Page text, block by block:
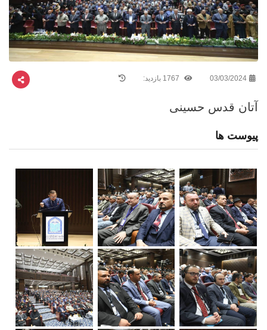
03/03/2024
آتان قدس حسینی
پیوست ها